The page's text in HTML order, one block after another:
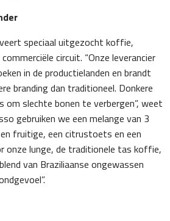
speciaal uitgezocht koffie,
circuit. “Onze leverancier
in de productielanden en brandt
branding dan traditioneel. Donkere
om slechte bonen te verbergen”, weet
gebruiken we een melange van 3
fruitige, een citrustoets en een
onze lunge, de traditionele tas koffie,
van Braziliaanse ongewassen